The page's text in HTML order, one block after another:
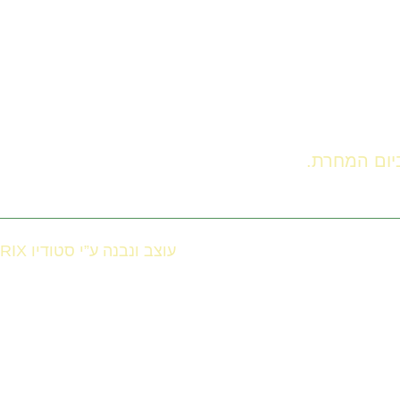
עוצב ונבנה ע”י סטודיו RIX